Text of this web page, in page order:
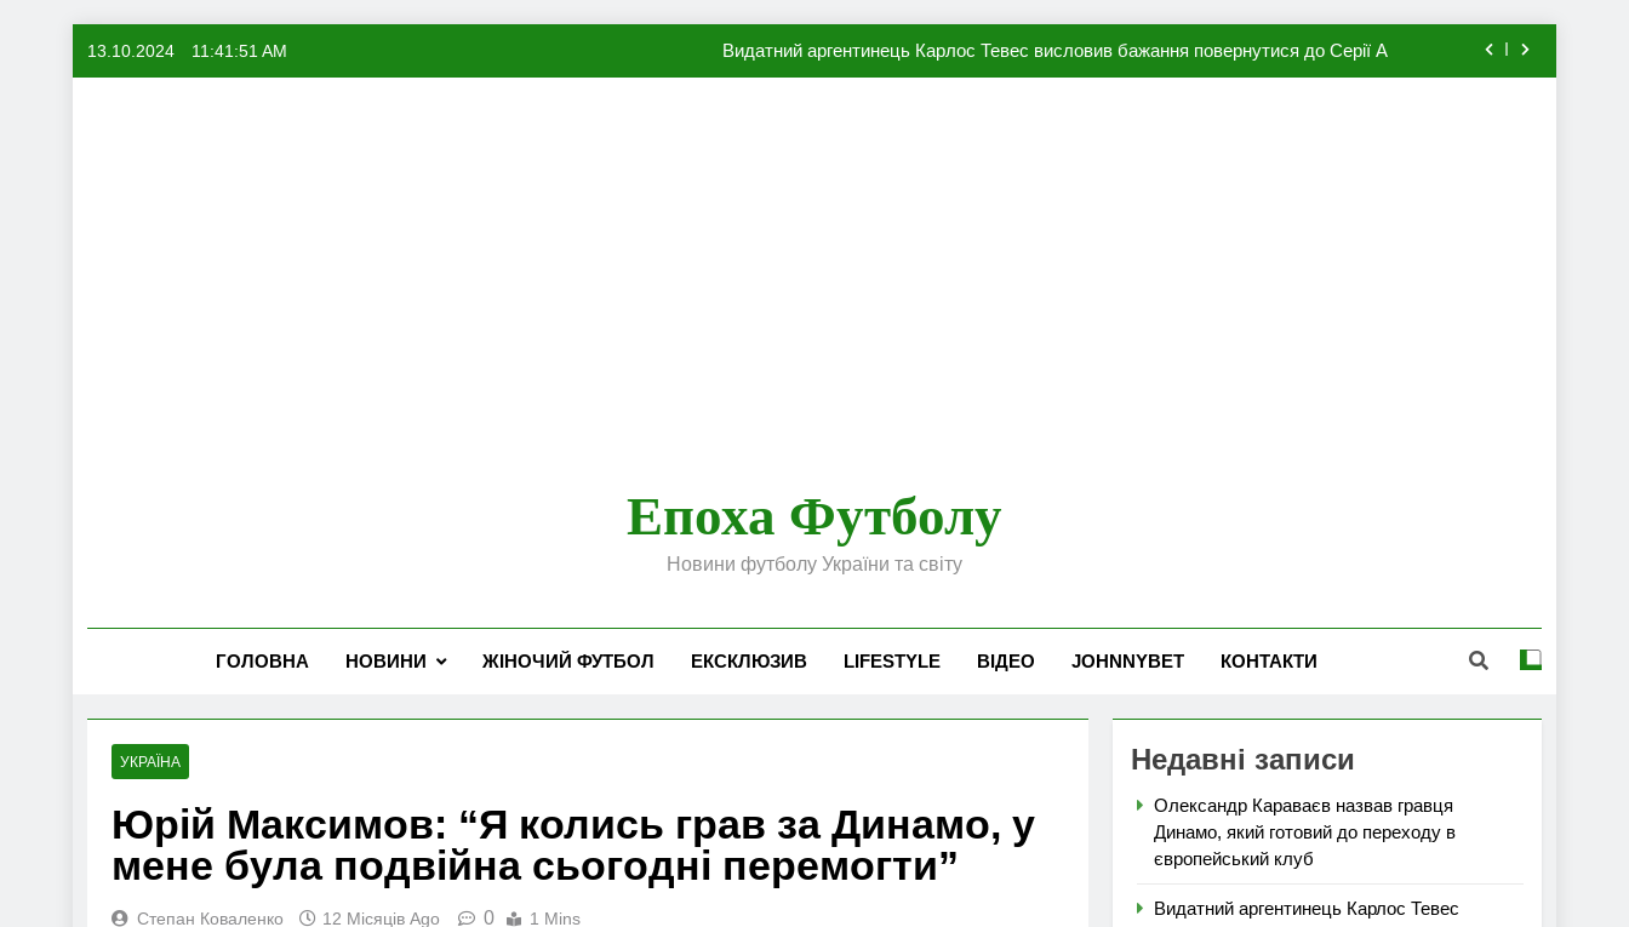
13.10.2024 11:41:52 AM Видатний аргентинець Карлос Тевес висловив бажання повернутися до Серії А
Епоха Футболу
Новини футболу України та світу
ГОЛОВНА НОВИНИ ЖІНОЧИЙ ФУТБОЛ ЕКСКЛЮЗИВ LIFESTYLE ВІДЕО JOHNNYBET КОНТАКТИ
УКРАЇНА
Юрій Максимов: “Я колись грав за Динамо, у
мене була подвійна сьогодні перемогти”
Степан Коваленко 12 Місяців Ago 0 1 Mins
Недавні записи
Олександр Караваєв назвав гравця
Динамо, який готовий до переходу в
європейський клуб
Видатний аргентинець Карлос Тевес